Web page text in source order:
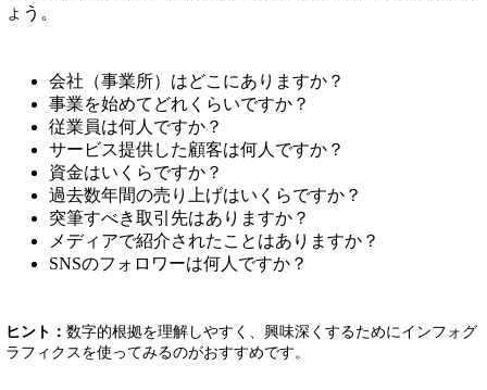
ょう。
会社（事業所）はどこにありますか？
事業を始めてどれくらいですか？
従業員は何人ですか？
サービス提供した顧客は何人ですか？
資金はいくらですか？
過去数年間の売り上げはいくらですか？
突筆すべき取引先はありますか？
メディアで紹介されたことはありますか？
SNSのフォロワーは何人ですか？
ヒント： 数字的根拠を理解しやすく、興味深くするためにインフォグ
ラフィクスを使ってみるのがおすすめです。